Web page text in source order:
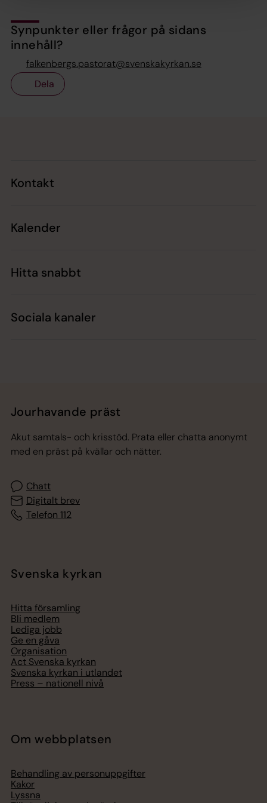
Synpunkter eller frågor på sidans
innehåll?
falkenbergs.pastorat@svenskakyrkan.se
Dela
Kontakt
Kalender
Hitta snabbt
Sociala kanaler
Jourhavande präst
Akut samtals- och krisstöd. Prata eller chatta anonymt
med en präst på kvällar och nätter.
Chatt
Digitalt brev
Telefon 112
Svenska kyrkan
Hitta församling
Bli medlem
Lediga jobb
Ge en gåva
Organisation
Act Svenska kyrkan
Svenska kyrkan i utlandet
Press – nationell nivå
Om webbplatsen
Behandling av personuppgifter
Kakor
Lyssna